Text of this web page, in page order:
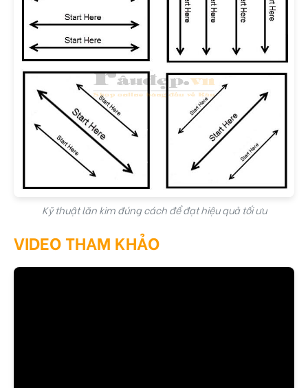
Kỹ thuật lăn kim đúng cách để đạt hiệu quả tối ưu
VIDEO THAM KHẢO